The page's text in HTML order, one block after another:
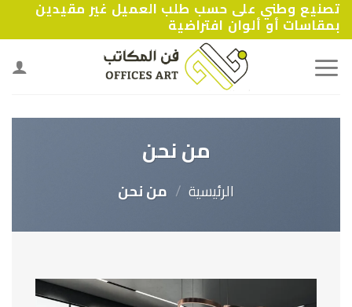
Skip
to
content
تصنيع وطني على حسب طلب العميل غير مقيدين
بمقاسات أو ألوان افتراضية
من نحن
الرئيسية / من نحن